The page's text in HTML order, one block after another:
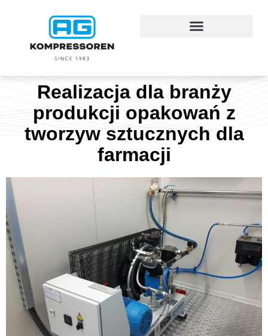
Realizacja dla branży
produkcji opakowań z
tworzyw sztucznych dla
farmacji